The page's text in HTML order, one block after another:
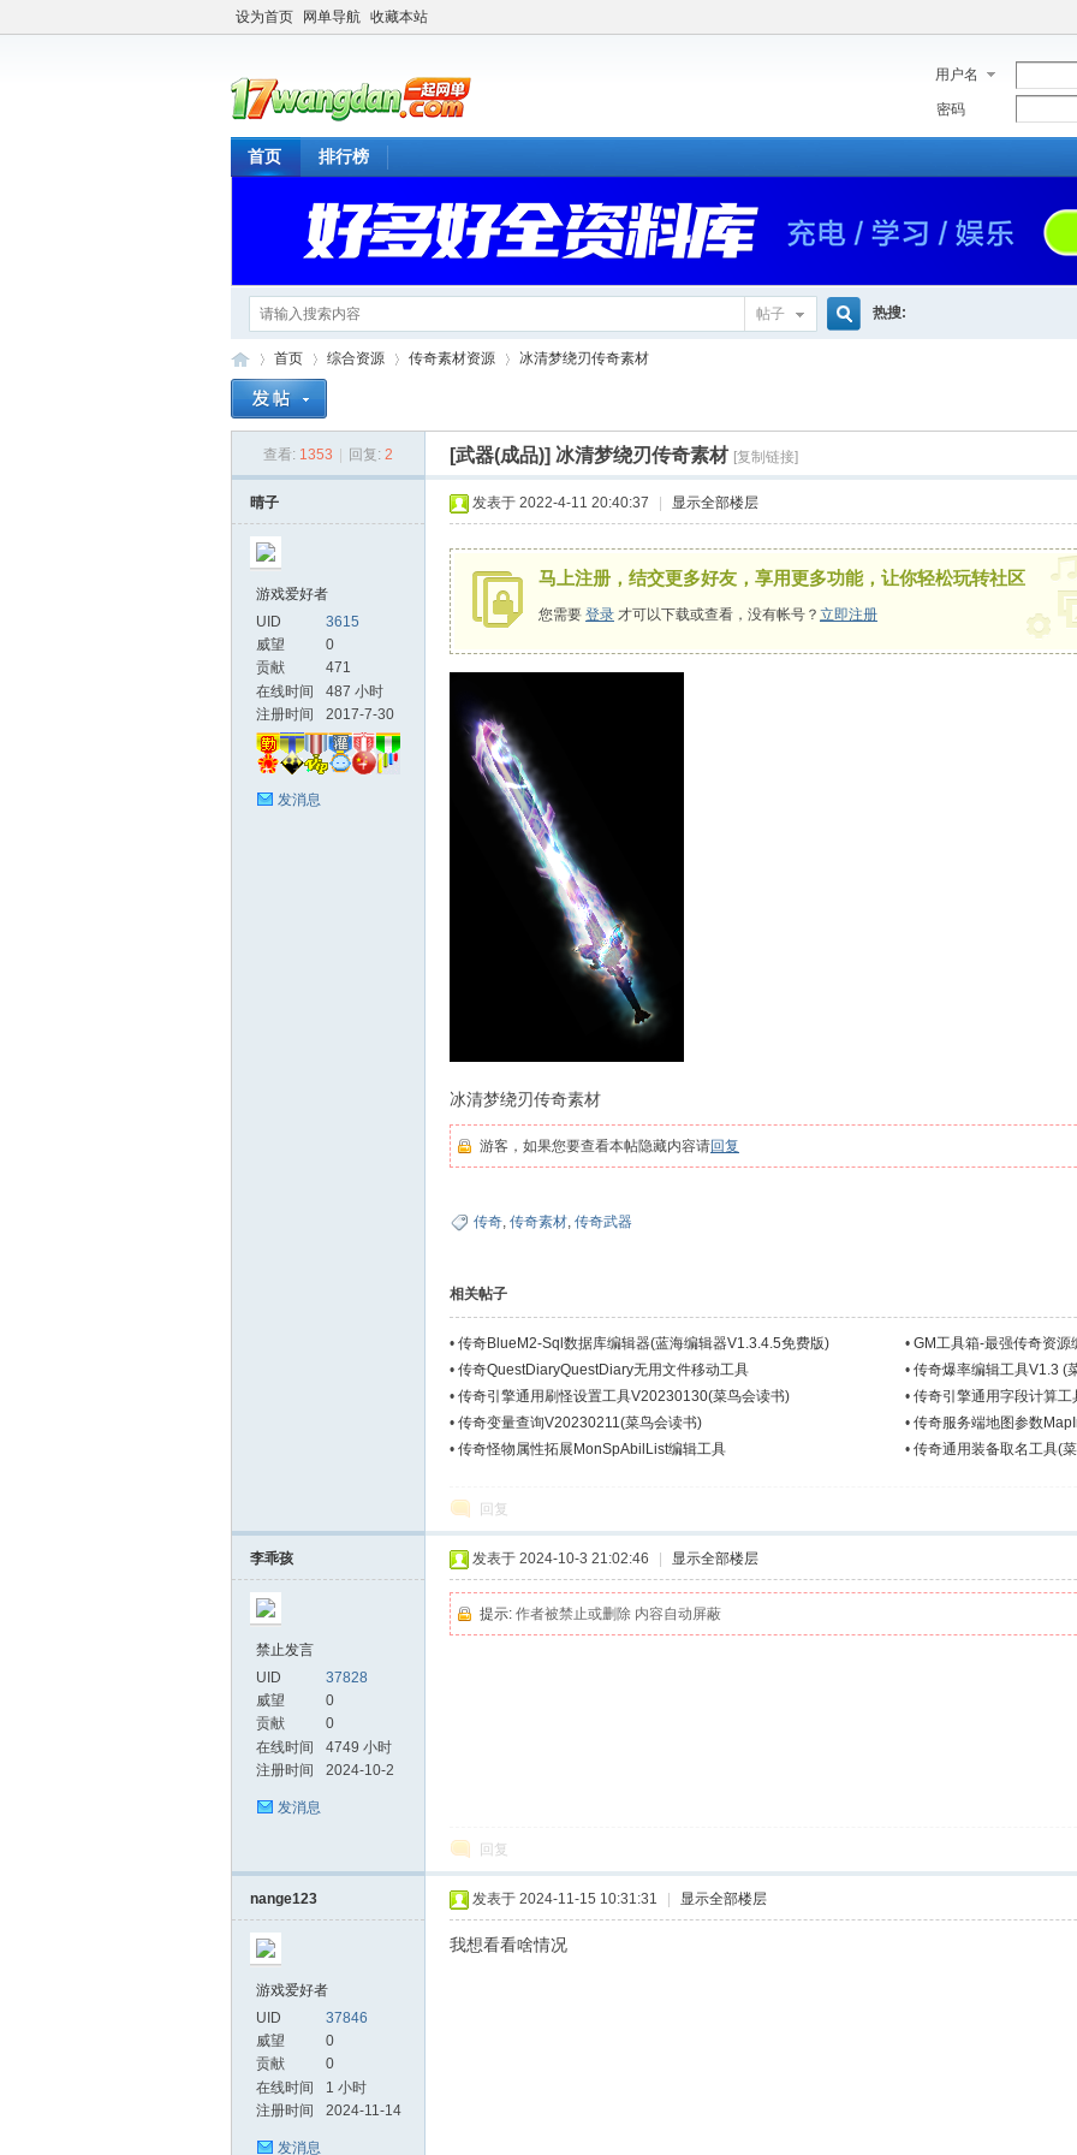
设为首页 网单导航 收藏本站
用户名
密码
首页 排行榜
帖子 热搜:
首页
›
综合资源
›
传奇素材资源
›
冰清梦绕刃传奇素材
查看: 1353 回复: 2 [武器(成品)] 冰清梦绕刃传奇素材 [复制链接]
晴子
游戏爱好者
UID
3615
威望
0
贡献
471
在线时间
487 小时
注册时间
2017-7-30
发消息
发表于 2022-4-11 20:40:37 显示全部楼层
马上注册，结交更多好友，享用更多功能，让你轻松玩转社区
您需要 登录 才可以下载或查看，没有帐号？ 立即注册
冰清梦绕刃传奇素材
游客，如果您要查看本帖隐藏内容请回复
传奇, 传奇素材, 传奇武器
相关帖子
• 传奇BlueM2-Sql数据库编辑器(蓝海编辑器V1.3.4.5免费版) • GM工具箱-最强传奇资
• 传奇QuestDiaryQuestDiary无用文件移动工具 • 传奇爆率编辑工具V1.3 (
• 传奇引擎通用刷怪设置工具V20230130(菜鸟会读书) • 传奇引擎通用字段计算工
• 传奇变量查询V20230211(菜鸟会读书) • 传奇服务端地图参数
• 传奇怪物属性拓展MonSpAbilList编辑工具 • 传奇通用装备取名工具(
回复
李乖孩
禁止发言
UID
37828
威望
0
贡献
0
在线时间
4749 小时
注册时间
2024-10-2
发消息
发表于 2024-10-3 21:02:46 显示全部楼层
提示: 作者被禁止或删除 内容自动屏蔽
回复
nange123
游戏爱好者
UID
37846
威望
0
贡献
0
在线时间
1 小时
注册时间
2024-11-14
发消息
发表于 2024-11-15 10:31:31 显示全部楼层
我想看看啥情况